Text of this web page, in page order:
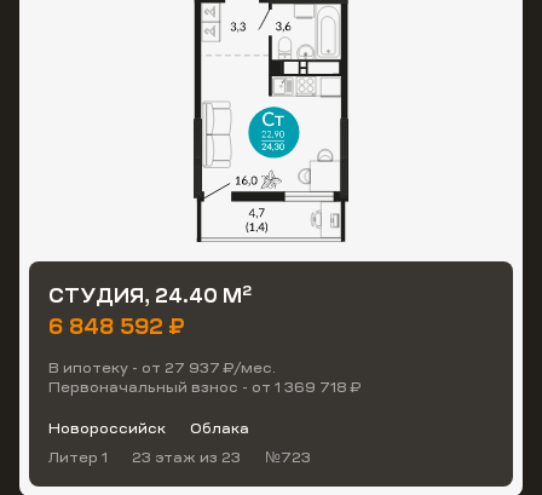
СТУДИЯ, 24.40 М2
6 848 592 ₽
В ипотеку - от 27 937 ₽/мес.
Первоначальный взнос - от 1 369 718 ₽
Новороссийск
Облака
Литер 1
23 этаж из 23 №723